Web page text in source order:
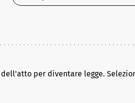
per diventare legge.